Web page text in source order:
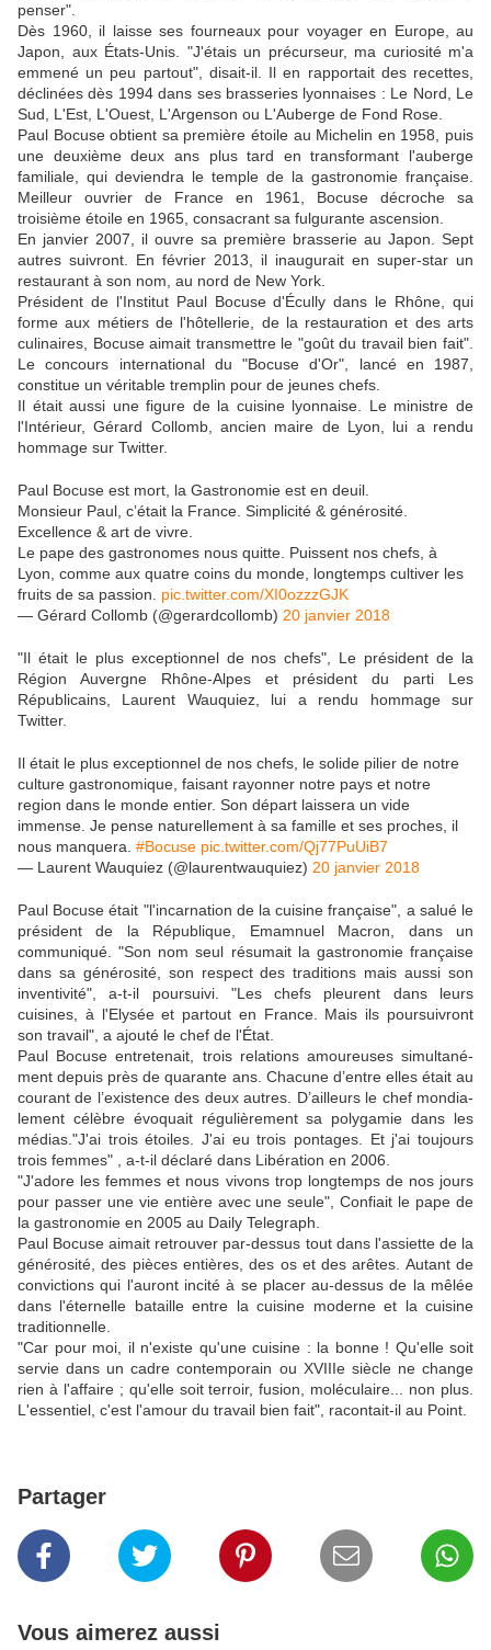
penser".
Dès 1960, il laisse ses fourneaux pour voyager en Europe, au
Japon, aux États-Unis. "J'étais un précurseur, ma curiosité m'a
emmené un peu partout", disait-il. Il en rapportait des recettes,
déclinées dès 1994 dans ses brasseries lyonnaises : Le Nord, Le
Sud, L'Est, L'Ouest, L'Argenson ou L'Auberge de Fond Rose.
Paul Bocuse obtient sa première étoile au Michelin en 1958, puis
une deuxième deux ans plus tard en transformant l'auberge
familiale, qui deviendra le temple de la gastronomie française.
Meilleur ouvrier de France en 1961, Bocuse décroche sa
troisième étoile en 1965, consacrant sa fulgurante ascension.
En janvier 2007, il ouvre sa première brasserie au Japon. Sept
autres suivront. En février 2013, il inaugurait en super-star un
restaurant à son nom, au nord de New York.
Président de l'Institut Paul Bocuse d'Écully dans le Rhône, qui
forme aux métiers de l'hôtellerie, de la restauration et des arts
culinaires, Bocuse aimait transmettre le "goût du travail bien fait".
Le concours international du "Bocuse d'Or", lancé en 1987,
constitue un véritable tremplin pour de jeunes chefs.
Il était aussi une figure de la cuisine lyonnaise. Le ministre de
l'Intérieur, Gérard Collomb, ancien maire de Lyon, lui a rendu
hommage sur Twitter.
Paul Bocuse est mort, la Gastronomie est en deuil.
Monsieur Paul, c’était la France. Simplicité & générosité.
Excellence & art de vivre.
Le pape des gastronomes nous quitte. Puissent nos chefs, à
Lyon, comme aux quatre coins du monde, longtemps cultiver les
fruits de sa passion. pic.twitter.com/XI0ozzzGJK
— Gérard Collomb (@gerardcollomb) 20 janvier 2018
"Il était le plus exceptionnel de nos chefs", Le président de la
Région Auvergne Rhône-Alpes et président du parti Les
Républicains, Laurent Wauquiez, lui a rendu hommage sur
Twitter.
Il était le plus exceptionnel de nos chefs, le solide pilier de notre
culture gastronomique, faisant rayonner notre pays et notre
region dans le monde entier. Son départ laissera un vide
immense. Je pense naturellement à sa famille et ses proches, il
nous manquera. #Bocuse pic.twitter.com/Qj77PuUiB7
— Laurent Wauquiez (@laurentwauquiez) 20 janvier 2018
Paul Bocuse était "l'incarnation de la cuisine française", a salué le
président de la République, Emamnuel Macron, dans un
communiqué. "Son nom seul résumait la gastronomie française
dans sa générosité, son respect des traditions mais aussi son
inventivité", a-t-il poursuivi. "Les chefs pleurent dans leurs
cuisines, à l'Elysée et partout en France. Mais ils poursuivront
son travail", a ajouté le chef de l'État.
Paul Bocuse entre­te­nait, trois rela­tions amou­reuses simul­ta­né­
ment depuis près de quarante ans. Chacune d’entre elles était au
courant de l’exis­tence des deux autres. D’ailleurs le chef mondia­
le­ment célèbre évoquait régu­liè­re­ment sa poly­ga­mie dans les
médias."J'ai trois étoiles. J'ai eu trois pontages. Et j'ai toujours
trois femmes" , a-t-il déclaré dans Libé­ra­tion en 2006.
"J'adore les femmes et nous vivons trop longtemps de nos jours
pour passer une vie entière avec une seule", Confiait le pape de
la gastronomie en 2005 au Daily Telegraph.
Paul Bocuse aimait retrouver par-dessus tout dans l'assiette de la
générosité, des pièces entières, des os et des arêtes. Autant de
convictions qui l'auront incité à se placer au-dessus de la mêlée
dans l'éternelle bataille entre la cuisine moderne et la cuisine
traditionnelle.
"Car pour moi, il n'existe qu'une cuisine : la bonne ! Qu'elle soit
servie dans un cadre contemporain ou XVIIIe siècle ne change
rien à l'affaire ; qu'elle soit terroir, fusion, moléculaire... non plus.
L'essentiel, c'est l'amour du travail bien fait", racontait-il au Point.
Partager
Vous aimerez aussi